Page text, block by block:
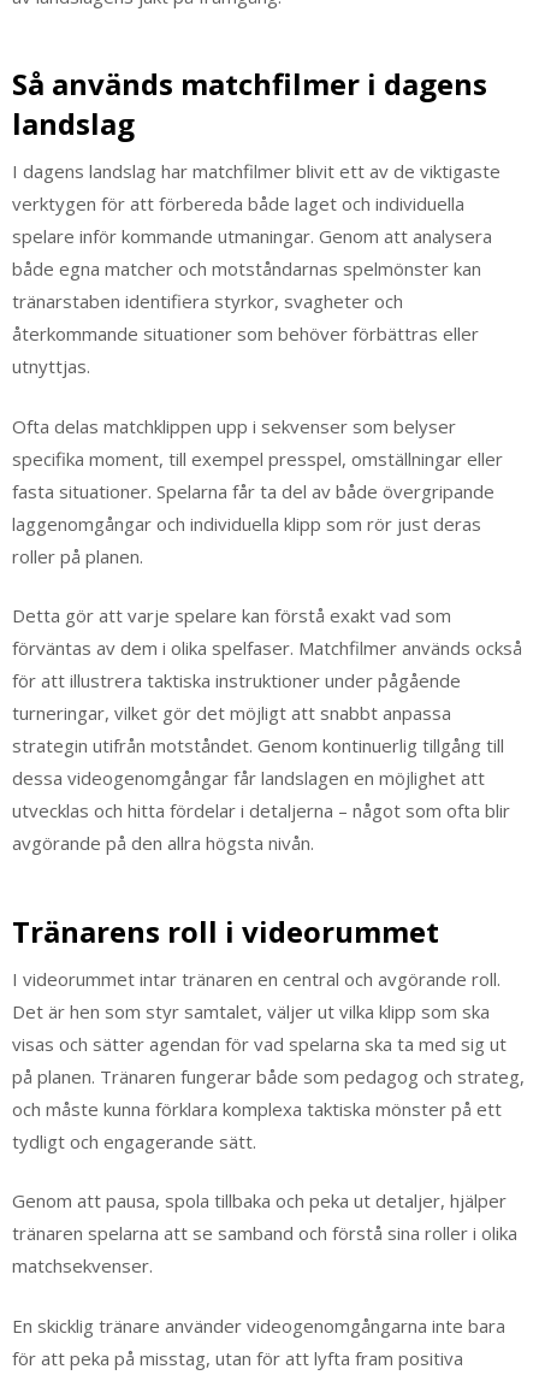
Så används matchfilmer i dagens
landslag
I dagens landslag har matchfilmer blivit ett av de viktigaste
verktygen för att förbereda både laget och individuella
spelare inför kommande utmaningar. Genom att analysera
både egna matcher och motståndarnas spelmönster kan
tränarstaben identifiera styrkor, svagheter och
återkommande situationer som behöver förbättras eller
utnyttjas.
Ofta delas matchklippen upp i sekvenser som belyser
specifika moment, till exempel presspel, omställningar eller
fasta situationer. Spelarna får ta del av både övergripande
laggenomgångar och individuella klipp som rör just deras
roller på planen.
Detta gör att varje spelare kan förstå exakt vad som
förväntas av dem i olika spelfaser. Matchfilmer används också
för att illustrera taktiska instruktioner under pågående
turneringar, vilket gör det möjligt att snabbt anpassa
strategin utifrån motståndet. Genom kontinuerlig tillgång till
dessa videogenomgångar får landslagen en möjlighet att
utvecklas och hitta fördelar i detaljerna – något som ofta blir
avgörande på den allra högsta nivån.
Tränarens roll i videorummet
I videorummet intar tränaren en central och avgörande roll.
Det är hen som styr samtalet, väljer ut vilka klipp som ska
visas och sätter agendan för vad spelarna ska ta med sig ut
på planen. Tränaren fungerar både som pedagog och strateg,
och måste kunna förklara komplexa taktiska mönster på ett
tydligt och engagerande sätt.
Genom att pausa, spola tillbaka och peka ut detaljer, hjälper
tränaren spelarna att se samband och förstå sina roller i olika
matchsekvenser.
En skicklig tränare använder videogenomgångarna inte bara
för att peka på misstag, utan för att lyfta fram positiva